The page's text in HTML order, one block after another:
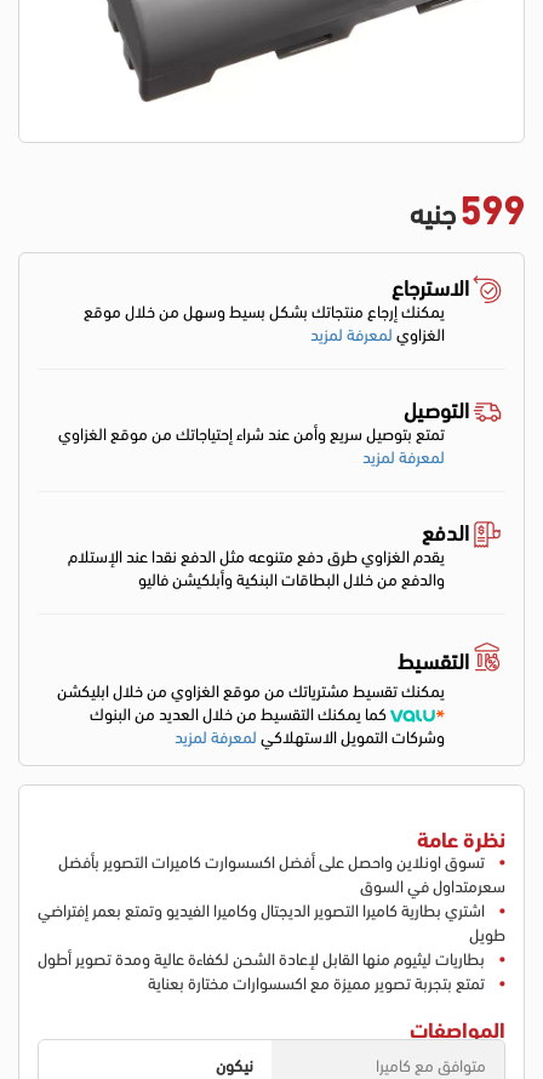
599جنيه
الاسترجاع
يمكنك إرجاع منتجاتك بشكل بسيط وسهل من خلال موقع
الغزاويلمعرفة لمزيد
التوصيل
تمتع بتوصيل سريع وأمن عند شراء إحتياجاتك من موقع الغزاوي
لمعرفة لمزيد
الدفع
يقدم الغزاوي طرق دفع متنوعه مثل الدفع نقدا عند الإستلام
والدفع من خلال البطاقات البنكية وأبلكيشن فاليو
التقسيط
يمكنك تقسيط مشترياتك من موقع الغزاوي من خلال ابليكشن
كما يمكنك التقسيط من خلال العديد من البنوك
وشركات التمويل الاستهلاكيلمعرفة لمزيد
نظرة عامة
تسوق اونلاين واحصل على أفضل اكسسوارت كاميرات التصوير بأفضل
سعرمتداول في السوق
اشتري بطارية كاميرا التصوير الديجتال وكاميرا الفيديو وتمتع بعمر إفتراضي
طويل
بطاريات ليثيوم منها القابل لإعادة الشحن لكفاءة عالية ومدة تصوير أطول
تمتع بتجربة تصوير مميزة مع اكسسوارات مختارة بعناية
المواصفات
متوافق مع كاميرا نيكون